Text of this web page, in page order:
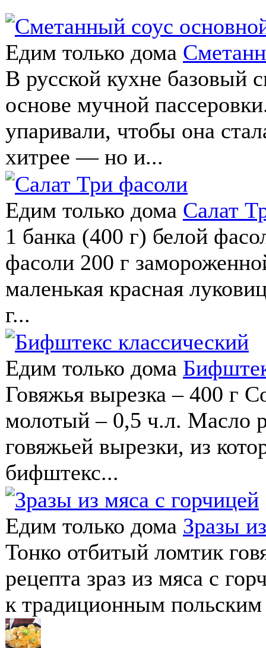
Едим только дома
В русской кухне базовый
основе мучной
упаривали, чтобы она
хитрее — но и...
Едим только дома Салат
1 банка (400 г) белой
фасоли 200 г
маленькая красная
г...
Едим только дома
Говяжья вырезка – 400 г
молотый – 0,5 ч.л. Масло
говяжьей вырезки, из
бифштекс...
Едим только дома Зразы
Тонко отбитый ломтик
рецепта зраз из мяса с
к традиционным